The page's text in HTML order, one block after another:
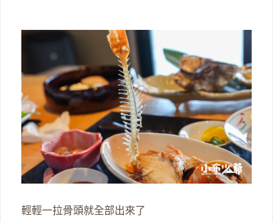
輕輕一拉骨頭就全部出來了